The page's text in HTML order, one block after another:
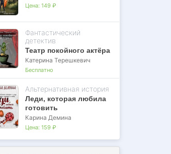
Цена: 149 ₽
Фантастический
детектив
Театр покойного актёра
Катерина Терешкевич
Бесплатно
Альтернативная история
Леди, которая любила
готовить
Карина Демина
Цена: 159 ₽